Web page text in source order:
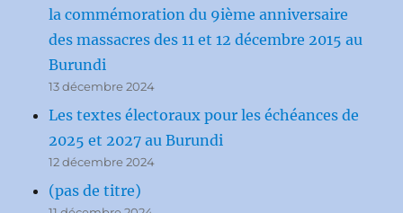
la commémoration du 9ième anniversaire
des massacres des 11 et 12 décembre 2015 au
Burundi
13 décembre 2024
Les textes électoraux pour les échéances de
2025 et 2027 au Burundi
12 décembre 2024
(pas de titre)